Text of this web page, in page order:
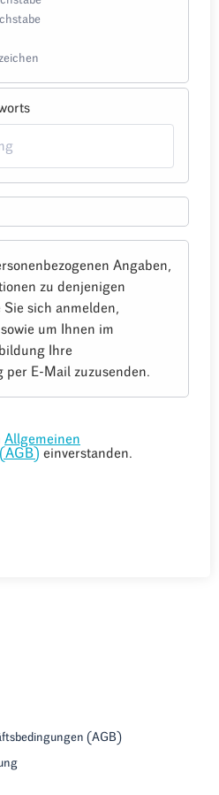
Angaben,
zu denjenigen
sich anmelden,
um Ihnen im
Ihre
per E-Mail zuzusenden.
Allgemeinen
einverstanden.
(AGB)